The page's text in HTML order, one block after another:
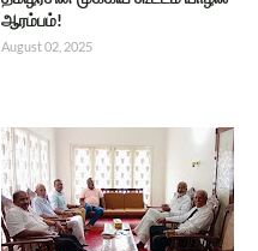
ஆரம்பம்!
August 02, 2025